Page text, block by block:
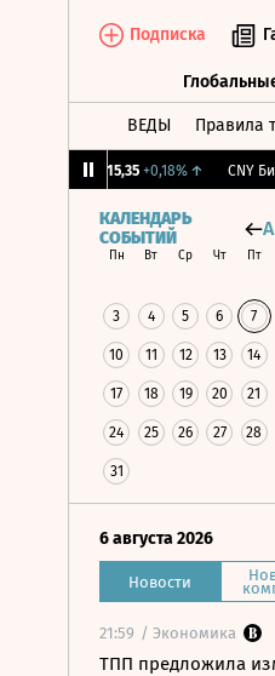
Подписка
ВЕДЫ Правила
115,35 +0,18%↑ CNY
КАЛЕНДАРЬ
СОБЫТИЙ
Пн Вт Ср Чт Пт
3 4 5 6 7
10 11 12 13 14
17 18 19 20 21
24 25 26 27 28
31
6 августа 2026
Новости
21:59 / Экономика
ТПП предложила